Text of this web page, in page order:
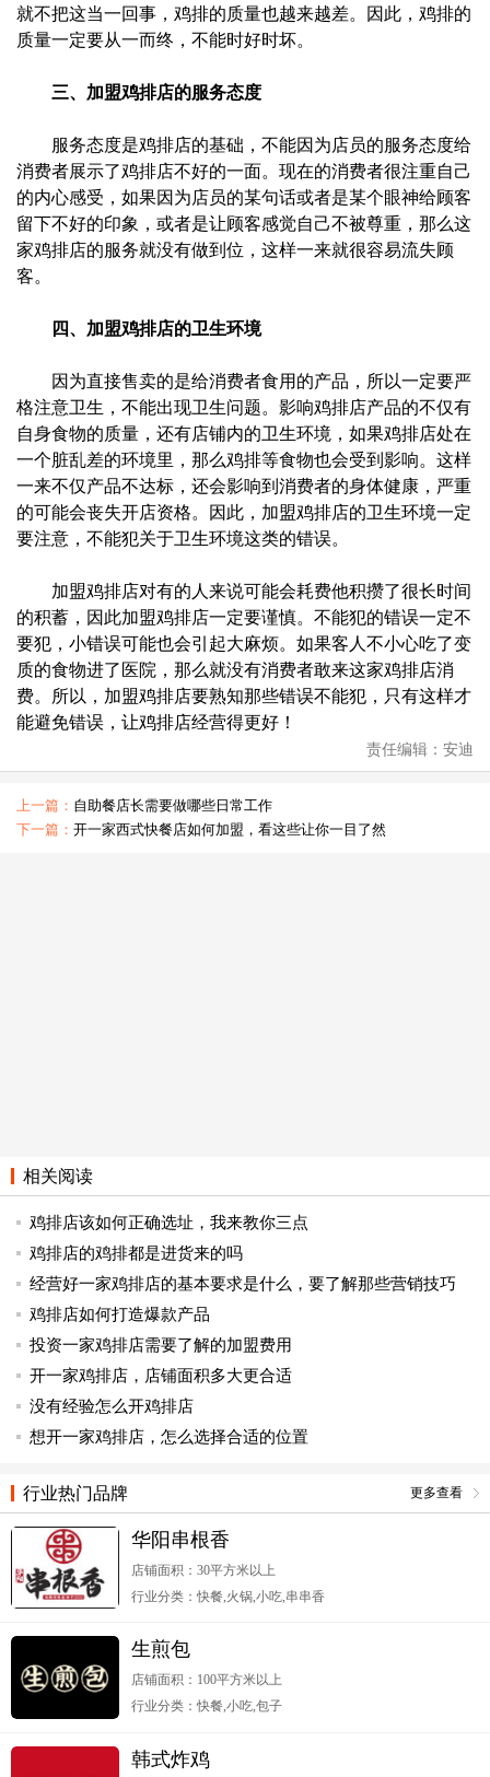
就不把这当一回事，鸡排的质量也越来越差。因此，鸡排的
质量一定要从一而终，不能时好时坏。
三、加盟鸡排店的服务态度
服务态度是鸡排店的基础，不能因为店员的服务态度给
消费者展示了鸡排店不好的一面。现在的消费者很注重自己
的内心感受，如果因为店员的某句话或者是某个眼神给顾客
留下不好的印象，或者是让顾客感觉自己不被尊重，那么这
家鸡排店的服务就没有做到位，这样一来就很容易流失顾
客。
四、加盟鸡排店的卫生环境
因为直接售卖的是给消费者食用的产品，所以一定要严
格注意卫生，不能出现卫生问题。影响鸡排店产品的不仅有
自身食物的质量，还有店铺内的卫生环境，如果鸡排店处在
一个脏乱差的环境里，那么鸡排等食物也会受到影响。这样
一来不仅产品不达标，还会影响到消费者的身体健康，严重
的可能会丧失开店资格。因此，加盟鸡排店的卫生环境一定
要注意，不能犯关于卫生环境这类的错误。
加盟鸡排店对有的人来说可能会耗费他积攒了很长时间
的积蓄，因此加盟鸡排店一定要谨慎。不能犯的错误一定不
要犯，小错误可能也会引起大麻烦。如果客人不小心吃了变
质的食物进了医院，那么就没有消费者敢来这家鸡排店消
费。所以，加盟鸡排店要熟知那些错误不能犯，只有这样才
能避免错误，让鸡排店经营得更好！
责任编辑：安迪
上一篇： 自助餐店长需要做哪些日常工作
下一篇： 开一家西式快餐店如何加盟，看这些让你一目了然
相关阅读
鸡排店该如何正确选址，我来教你三点
鸡排店的鸡排都是进货来的吗
经营好一家鸡排店的基本要求是什么，要了解那些营销技巧
鸡排店如何打造爆款产品
投资一家鸡排店需要了解的加盟费用
开一家鸡排店，店铺面积多大更合适
没有经验怎么开鸡排店
想开一家鸡排店，怎么选择合适的位置
行业热门品牌 更多查看
华阳串根香
店铺面积：30平方米以上
行业分类：快餐,火锅,小吃,串串香
生煎包
店铺面积：100平方米以上
行业分类：快餐,小吃,包子
韩式炸鸡